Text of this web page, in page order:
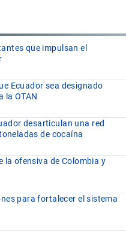
que impulsan el
Ecuador sea designado
la OTAN
desarticulan una red
de cocaína
la ofensiva de Colombia y
para fortalecer el sistema